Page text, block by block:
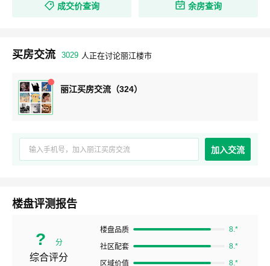
成交价查询 余房查询
买房交流 3029 人正在讨论丽江楼市
丽江买房交流（324）
加入交流
楼盘评测报告
? 分
综合评分
楼盘品质 8.*
社区配套 8.*
区域价值 8.*